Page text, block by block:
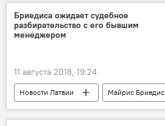
Бриедиса ожидает судебное
разбирательство с его бывшим
менеджером
11 августа 2018, 19:24
Новости Латвии
Майрис Бриедис
Ал Сиеста
суд